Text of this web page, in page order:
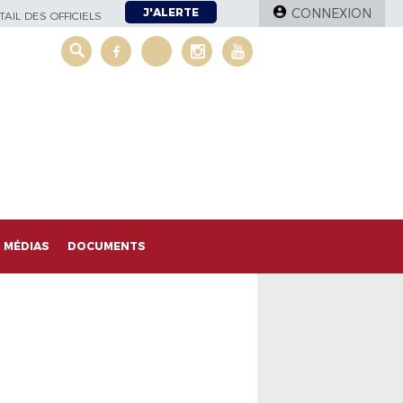
DES OFFICIELS J'ALERTE CONNEXION
MÉDIAS DOCUMENTS